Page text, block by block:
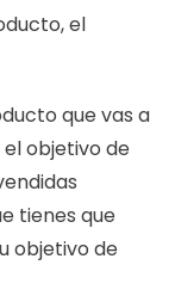
el
que vas a
objetivo de
tienes que
objetivo de